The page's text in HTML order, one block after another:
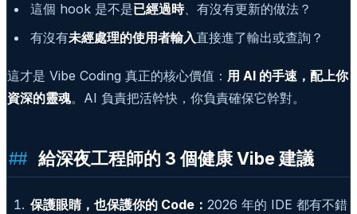
這個 hook 是不是已經過時、有沒有更新的做法？
有沒有未經處理的使用者輸入直接進了輸出或查詢？
這才是 Vibe Coding 真正的核心價值： 用 AI 的手速，配上你
資深的靈魂。AI 負責把活幹快，你負責確保它幹對。
給深夜工程師的 3 個健康 Vibe 建議
保護眼睛，也保護你的 Code： 2026 年的 IDE 都有不錯